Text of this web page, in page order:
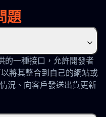
題
的一種接口，允許開發者
將其整合到自己的網站或
況、向客戶發送出貨更新